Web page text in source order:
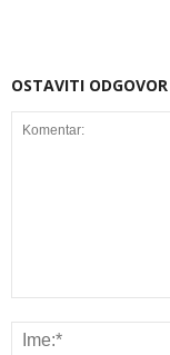
OSTAVITI ODGOVOR